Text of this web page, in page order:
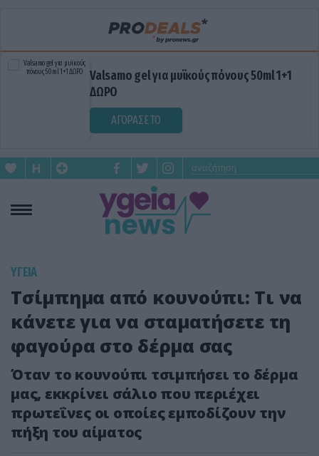
Valsamo gel για μυϊκούς πόνους 50ml 1+1
ΔΩΡΟ
ΑΓΟΡΑΣΕ ΤΟ
ΥΓΕΙΑ
Τσίμπημα από κουνούπι: Τι να
κάνετε για να σταματήσετε τη
φαγούρα στο δέρμα σας
Όταν το κουνούπι τσιμπήσει το δέρμα
μας, εκκρίνει σάλιο που περιέχει
πρωτεΐνες οι οποίες εμποδίζουν την
πήξη του αίματος